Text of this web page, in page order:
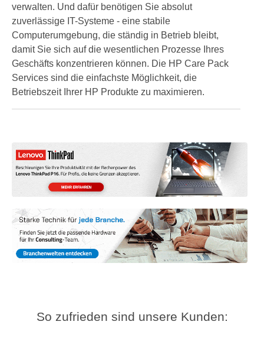
verwalten. Und dafür benötigen Sie absolut
zuverlässige IT-Systeme - eine stabile
Computerumgebung, die ständig in Betrieb bleibt,
damit Sie sich auf die wesentlichen Prozesse Ihres
Geschäfts konzentrieren können. Die HP Care Pack
Services sind die einfachste Möglichkeit, die
Betriebszeit Ihrer HP Produkte zu maximieren.
So zufrieden sind unsere Kunden: